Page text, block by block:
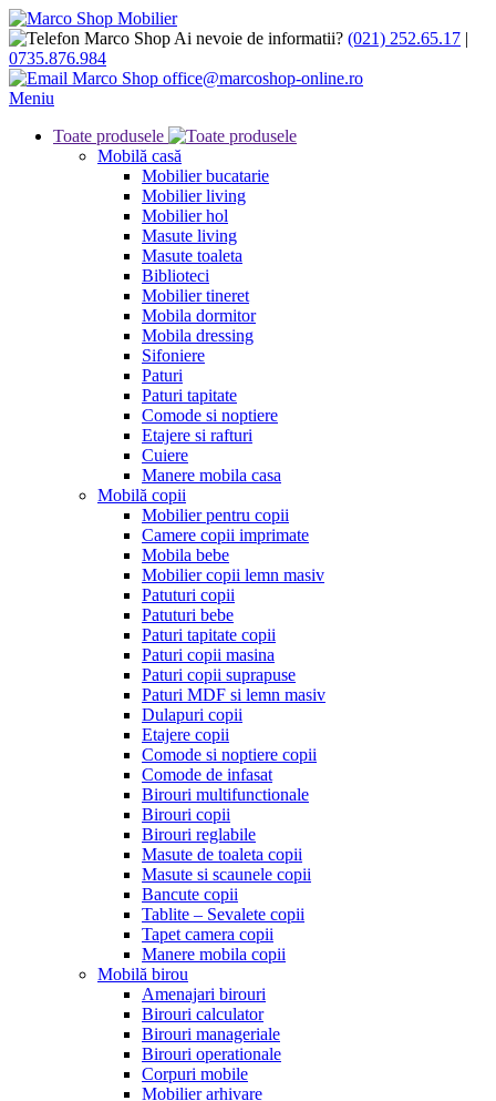
Ai nevoie de informatii? (021) 252.65.17 |
0735.876.984
office@marcoshop-online.ro
Meniu
Toate produsele
Mobilă casă
Mobilier bucatarie
Mobilier living
Mobilier hol
Masute living
Masute toaleta
Biblioteci
Mobilier tineret
Mobila dormitor
Mobila dressing
Sifoniere
Paturi
Paturi tapitate
Comode si noptiere
Etajere si rafturi
Cuiere
Manere mobila casa
Mobilă copii
Mobilier pentru copii
Camere copii imprimate
Mobila bebe
Mobilier copii lemn masiv
Patuturi copii
Patuturi bebe
Paturi tapitate copii
Paturi copii masina
Paturi copii suprapuse
Paturi MDF si lemn masiv
Dulapuri copii
Etajere copii
Comode si noptiere copii
Comode de infasat
Birouri multifunctionale
Birouri copii
Birouri reglabile
Masute de toaleta copii
Masute si scaunele copii
Bancute copii
Tablite – Sevalete copii
Tapet camera copii
Manere mobila copii
Mobilă birou
Amenajari birouri
Birouri calculator
Birouri manageriale
Birouri operationale
Corpuri mobile
Mobilier arhivare